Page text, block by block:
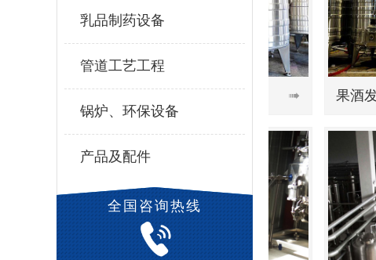
乳品制药设备
管道工艺工程
锅炉、环保设备
产品及配件
全国咨询热线